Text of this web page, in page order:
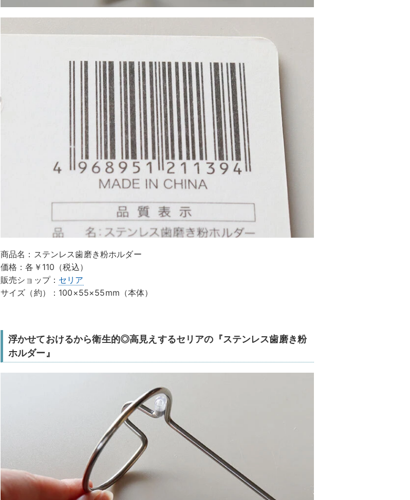
商品名：ステンレス歯磨き粉ホルダー
価格：各￥110（税込）
販売ショップ： セリア
サイズ（約）：100×55×55mm（本体）
浮かせておけるから衛生的◎高見えするセリアの『ステンレス歯磨き粉
ホルダー』